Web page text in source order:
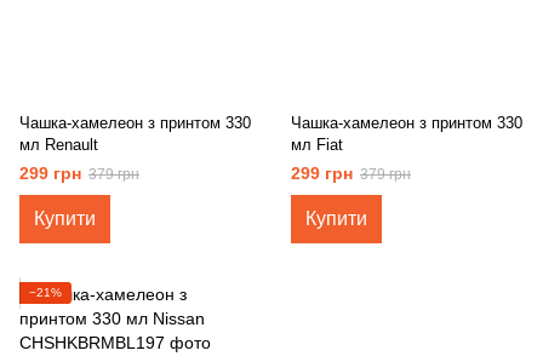
Чашка-хамелеон з принтом 330
мл Renault
299 грн 379 грн
Купити
Чашка-хамелеон з принтом 330
мл Fiat
299 грн 379 грн
Купити
−21%